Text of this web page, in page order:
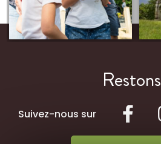
Restons
Suivez-nous sur